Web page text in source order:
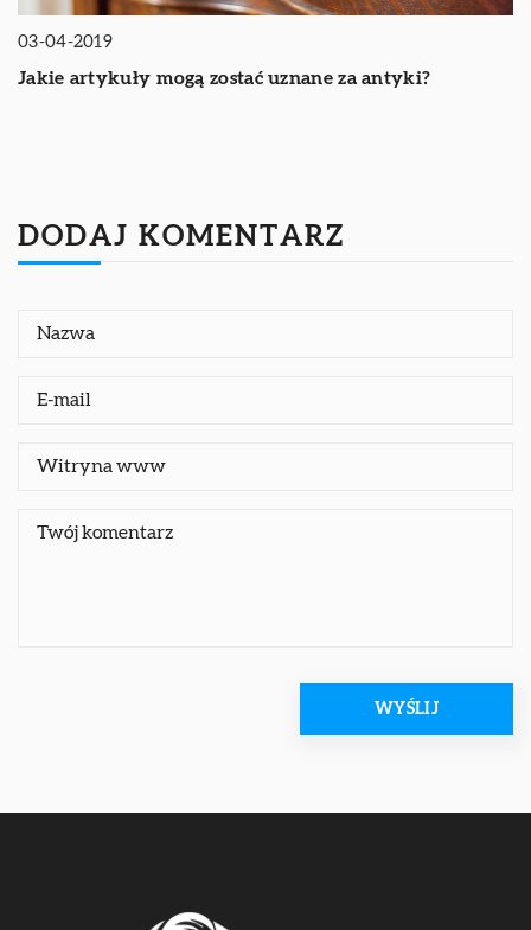
03-04-2019
Jakie artykuły mogą zostać uznane za antyki?
DODAJ KOMENTARZ